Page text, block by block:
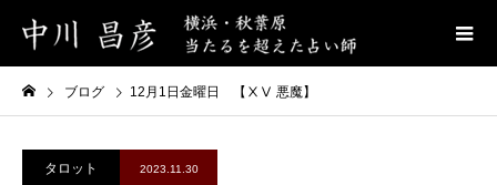
ブログ 12月1日金曜日 【ⅩⅤ 悪魔】
タロット 2023.11.30